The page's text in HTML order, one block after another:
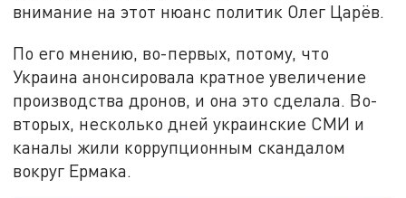
внимание на этот нюанс политик Олег Царёв.
По его мнению, во-первых, потому, что
Украина анонсировала кратное увеличение
производства дронов, и она это сделала. Во-
вторых, несколько дней украинские СМИ и
каналы жили коррупционным скандалом
вокруг Ермака.